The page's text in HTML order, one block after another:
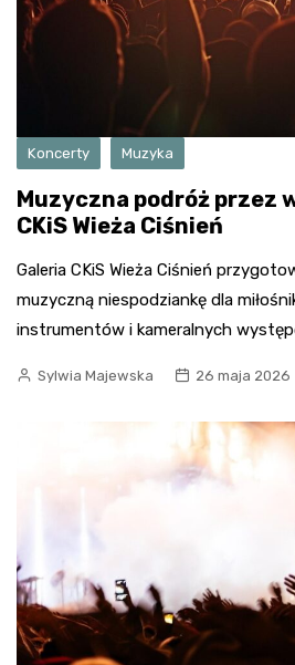
Koncerty Muzyka
Muzyczna podróż przez
CKiS Wieża Ciśnień
Galeria CKiS Wieża Ciśnień
muzyczną niespodziankę dla
instrumentów i kameralnych
Sylwia Majewska 26 maja 2026